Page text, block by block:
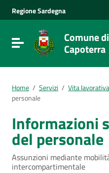
Vai alla navigazione del sito
Vai al Footer
RegioneSardegna
Visualizza/nascondi menu
Comune di
Capoterra
Home / Servizi / Vita lavorativa
personale
Informazioni
del personale
Assunzioni mediante
intercompartimentale